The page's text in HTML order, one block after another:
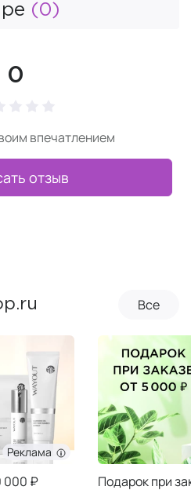
(0)
0
впечатлением
отзыв
Все
Реклама
000 ₽ Подарок при